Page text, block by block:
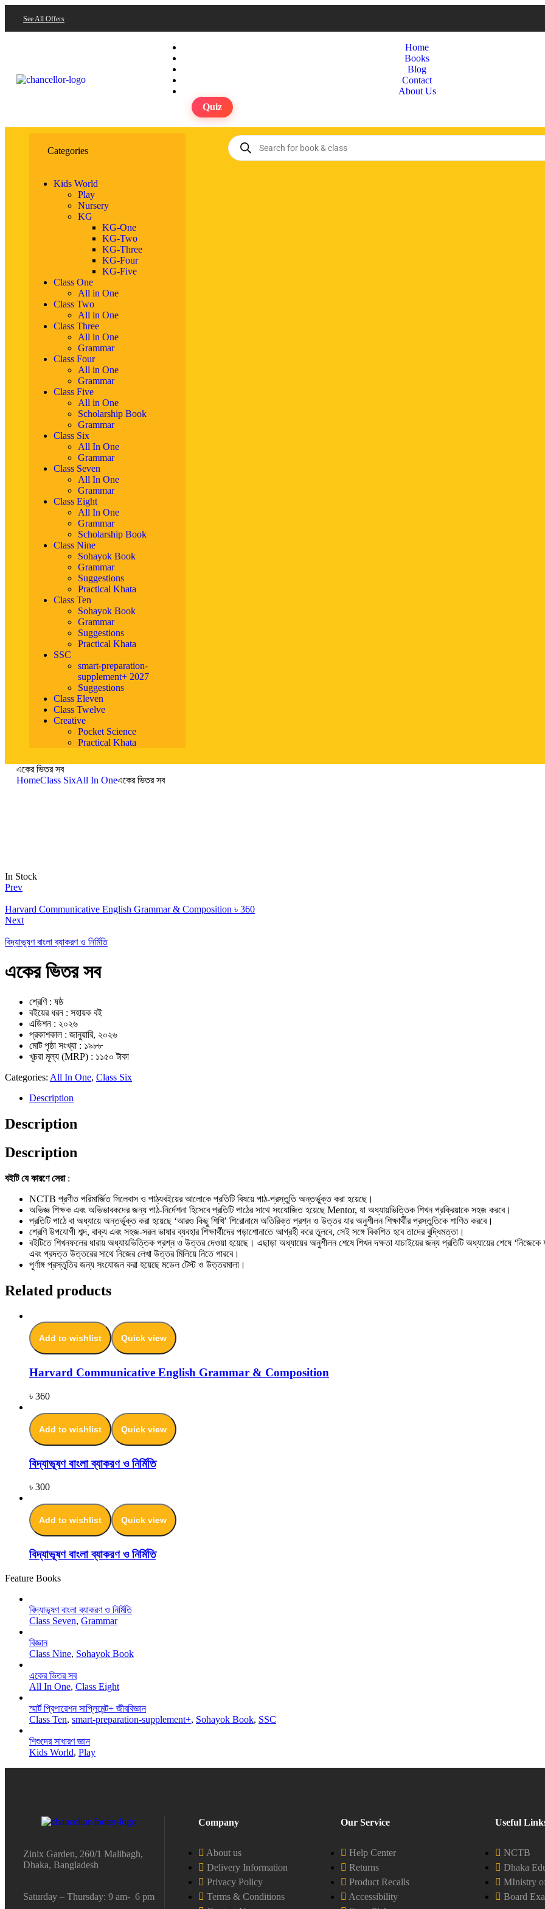
See All Offers
Home
Books
Blog
Contact
About Us
Quiz
Categories
Kids World
Play
Nursery
KG
KG-One
KG-Two
KG-Three
KG-Four
KG-Five
Class One
All in One
Class Two
All in One
Class Three
All in One
Grammar
Class Four
All in One
Grammar
Class Five
All in One
Scholarship Book
Grammar
Class Six
All In One
Grammar
Class Seven
All In One
Grammar
Class Eight
All In One
Grammar
Scholarship Book
Class Nine
Sohayok Book
Grammar
Suggestions
Practical Khata
Class Ten
Sohayok Book
Grammar
Suggestions
Practical Khata
SSC
smart-preparation-
supplement+ 2027
Suggestions
Class Eleven
Class Twelve
Creative
Pocket Science
Practical Khata
একের ভিতর সব
HomeClass SixAll In Oneএকের ভিতর সব
In Stock
Prev
Harvard Communicative English Grammar & Composition ৳ 360
Next
বিদ্যাভূষণ বাংলা ব্যাকরণ ও নির্মিতি
একের ভিতর সব
শ্রেণি : ষষ্ঠ
বইয়ের ধরন : সহায়ক বই
এডিশন : ২০২৬
প্রকাশকাল : জানুয়ারি, ২০২৬
মোট পৃষ্ঠা সংখ্যা : ১৯৮৮
খূচরা মূল্য (MRP) : ১১৫০ টাকা
Categories: All In One, Class Six
Description
Description
Description
বইটি যে কারণে সেরা :
NCTB প্রণীত পরিমার্জিত সিলেবাস ও পাঠ্যবইয়ের আলোকে প্রতিটি বিষয়ে পাঠ-প্রস্তুতি অন্তর্ভুক্ত করা হয়েছে।
অভিজ্ঞ শিক্ষক এবং অভিভাবকদের জন্য পাঠ-নির্দেশনা হিসেবে প্রতিটি পাঠের সাথে সংযোজিত হয়েছে Mentor, যা অধ্যায়ভিত্তিক শিখন প্রক্রিয়াকে সহজ করবে।
প্রতিটি পাঠে বা অধ্যায়ে অন্তর্ভুক্ত করা হয়েছে ‘আরও কিছু শিখি’ শিরোনামে অতিরিক্ত প্রশ্ন ও উত্তর যার অনুশীলন শিক্ষার্থীর প্রস্তুতিকে শাণিত করবে।
শ্রেণি উপযোগী শব্দ, বাক্য এবং সহজ-সরল ভাষার ব্যবহার শিক্ষার্থীদের পড়াশোনাতে আগ্রহী করে তুলবে, সেই সঙ্গে বিকশিত হবে তাদের বুদ্ধিমত্তা।
বইটিতে শিখনফলের ধারায় অধ্যায়ভিত্তিক প্রশ্ন ও উত্তর দেওয়া হয়েছে। এছাড়া অধ্যায়ের অনুশীলন শেষে শিখন দক্ষতা যাচাইয়ের জন্য প্রতিটি অধ্যায়ের শেষে ‘নিজেকে
এবং প্রদত্ত উত্তরের সাথে নিজের লেখা উত্তর মিলিয়ে নিতে পারবে।
পূর্ণাঙ্গ প্রস্তুতির জন্য সংযোজন করা হয়েছে মডেল টেস্ট ও উত্তরমালা।
Related products
Add to wishlist Quick view
Harvard Communicative English Grammar & Composition
৳ 360
Add to wishlist Quick view
বিদ্যাভূষণ বাংলা ব্যাকরণ ও নির্মিতি
৳ 300
Add to wishlist Quick view
বিদ্যাভূষণ বাংলা ব্যাকরণ ও নির্মিতি
Feature Books
বিদ্যাভূষণ বাংলা ব্যাকরণ ও নির্মিতি
Class Seven, Grammar
বিজ্ঞান
Class Nine, Sohayok Book
একের ভিতর সব
All In One, Class Eight
স্মার্ট প্রিপারেশন সাপ্লিমেন্ট+ জীববিজ্ঞান
Class Ten, smart-preparation-supplement+, Sohayok Book, SSC
শিশুদের সাধারণ জ্ঞান
Kids World, Play
Zinix Garden, 260/1 Malibagh,
Dhaka, Bangladesh
Saturday – Thursday: 9 am- 6 pm
Company
About us
Delivery Information
Privacy Policy
Terms & Conditions
Our Service
Help Center
Returns
Product Recalls
Accessibility
Useful
NCTB
Dhaka
MInistry
Board